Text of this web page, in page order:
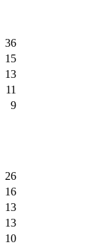
36
15
13
11
9
26
16
13
13
10